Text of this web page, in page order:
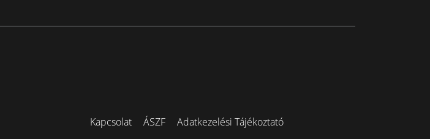
Kapcsolat ÁSZF Adatkezelési Tájékoztató